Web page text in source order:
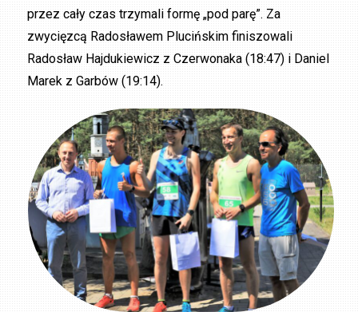
przez cały czas trzymali formę „pod parę”. Za
zwycięzcą Radosławem Plucińskim finiszowali
Radosław Hajdukiewicz z Czerwonaka (18:47) i Daniel
Marek z Garbów (19:14).